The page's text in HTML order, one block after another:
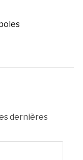
dernières